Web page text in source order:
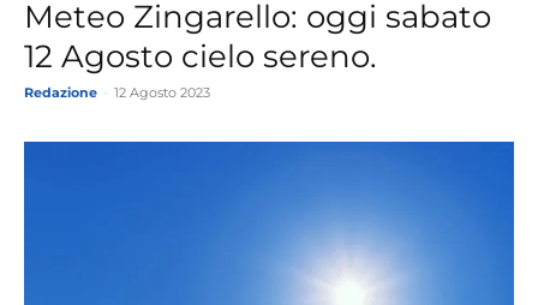
Meteo Zingarello: oggi sabato
12 Agosto cielo sereno.
Redazione 12 Agosto 2023